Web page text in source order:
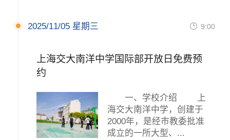
2025/11/05 星期三  9:00
上海交大南洋中学国际部开放日免费预
约
一、学校介绍 上
海交大南洋中学，创建于
2000年，是经市教委批准
成立的一所大型、...